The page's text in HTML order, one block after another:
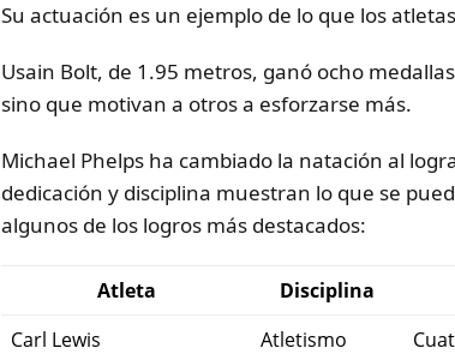
Su actuación es un ejemplo de lo que los
Usain Bolt, de 1.95 metros, ganó ocho
sino que motivan a otros a esforzarse más.
Michael Phelps ha cambiado la natación al
dedicación y disciplina muestran lo que se
algunos de los logros más destacados:
Atleta Disciplina
Carl Lewis
Atletismo